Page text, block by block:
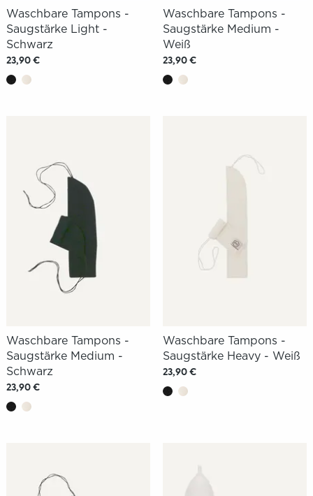
Waschbare Tampons -
Saugstärke Light -
Schwarz
23,90 €
Waschbare Tampons -
Saugstärke Medium -
Weiß
23,90 €
Waschbare Tampons -
Saugstärke Medium -
Schwarz
23,90 €
Waschbare Tampons -
Saugstärke Heavy - Weiß
23,90 €